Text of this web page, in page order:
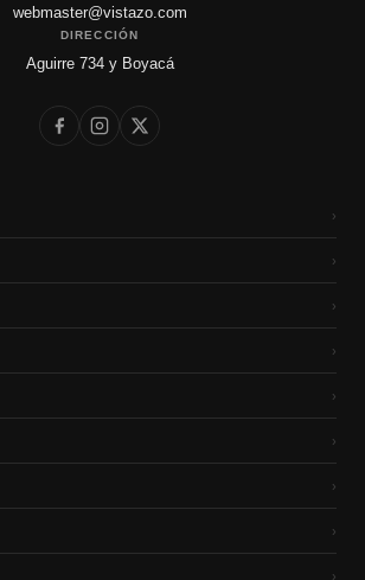
webmaster@vistazo.com
DIRECCIÓN
Aguirre 734 y Boyacá
›
›
›
›
›
›
›
›
›